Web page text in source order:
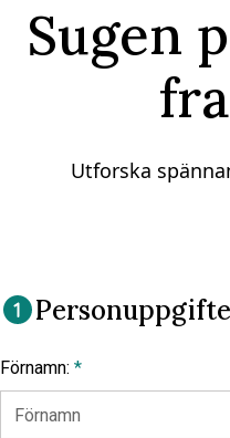
Sugen
Utforska
Förnamn: *